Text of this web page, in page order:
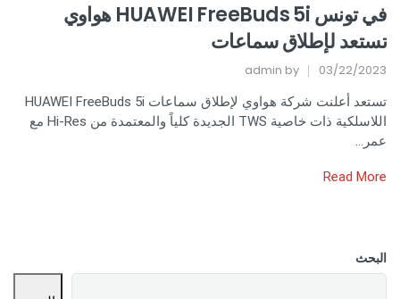
في تونس HUAWEI FreeBuds 5i هواوي
تستعد لإطلاق سماعات
03/22/2023
admin
تستعد أعلنت شركة هواوي لإطلاق سماعات HUAWEI FreeBuds 5i
اللاسلكية ذات خاصية TWS الجديدة كلياً والمعتمدة من Hi-Res مع
عمر…
Read More
البحث